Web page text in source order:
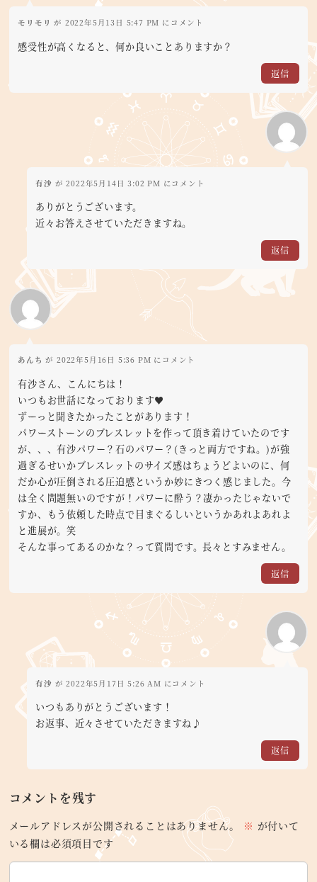
モリモリ が 2022年5月13日 5:47 PM にコメント
感受性が高くなると、何か良いことありますか？
返信
有沙 が 2022年5月14日 3:02 PM にコメント
ありがとうございます。
近々お答えさせていただきますね。
返信
あんち が 2022年5月16日 5:36 PM にコメント
有沙さん、こんにちは！
いつもお世話になっております♥️
ずーっと聞きたかったことがあります！
パワーストーンのブレスレットを作って頂き着けていたのです
が、、、有沙パワー？石のパワー？(きっと両方ですね。)が強
過ぎるせいかブレスレットのサイズ感はちょうどよいのに、何
だか心が圧倒される圧迫感というか妙にきつく感じました。今
は全く問題無いのですが！パワーに酔う？凄かったじゃないで
すか、もう依頼した時点で目まぐるしいというかあれよあれよ
と進展が。笑
そんな事ってあるのかな？って質問です。長々とすみません。
返信
有沙 が 2022年5月17日 5:26 AM にコメント
いつもありがとうございます！
お返事、近々させていただきますね♪
返信
コメントを残す
メールアドレスが公開されることはありません。 ※ が付いて
いる欄は必須項目です